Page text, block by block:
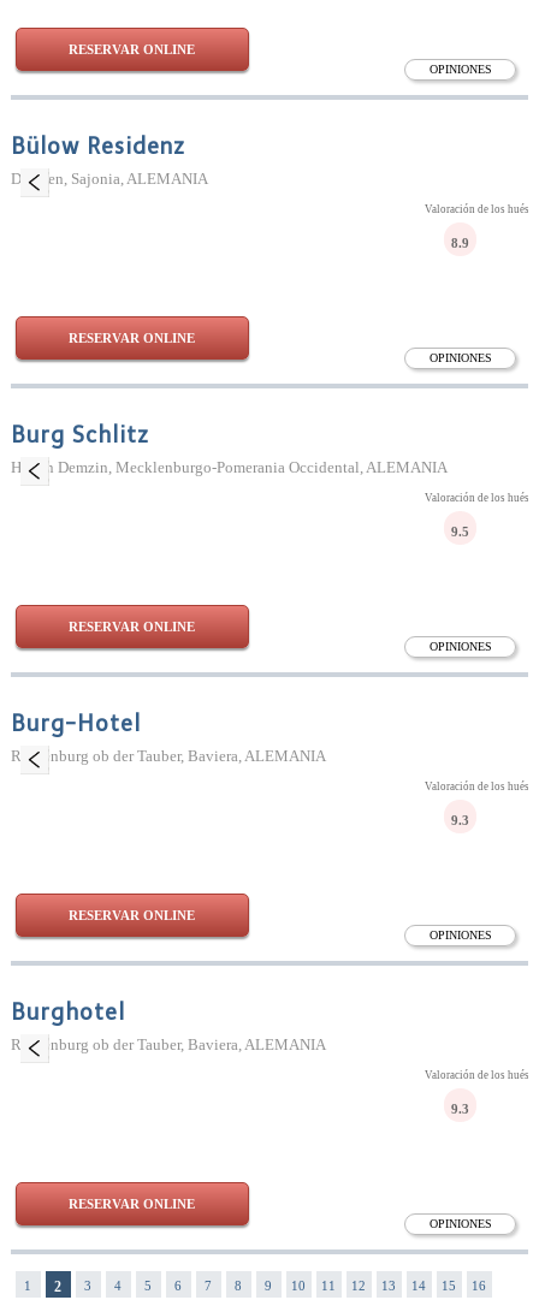
OPINIONES
RESERVAR ONLINE
Bülow Residenz
Dresden, Sajonia, ALEMANIA
OPINIONES
Valoración de los
8.9
RESERVAR ONLINE
Burg Schlitz
Hohen Demzin, Mecklenburgo-Pomerania Occidental, ALEMANIA
OPINIONES
Valoración de los
9.5
RESERVAR ONLINE
Burg-Hotel
Rothenburg ob der Tauber, Baviera, ALEMANIA
OPINIONES
Valoración de los
9.3
RESERVAR ONLINE
Burghotel
Rothenburg ob der Tauber, Baviera, ALEMANIA
OPINIONES
Valoración de los
9.3
RESERVAR ONLINE
1 2 3 4 5 6 7 8 9 10 11 12 13 14 15 16